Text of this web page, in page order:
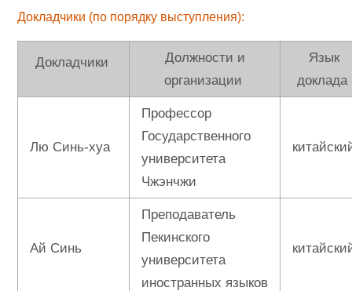
Докладчики (по порядку выступления):
Докладчики
Должности и
организации
Язык
доклада
Лю Синь-хуа
Профессор
Государственного
университета
Чжэнчжи
Ай Синь
Преподаватель
Пекинского
университета
иностранных языков